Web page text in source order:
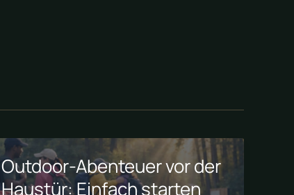
Outdoor-Abenteuer vor der
Haustür: Einfach starten